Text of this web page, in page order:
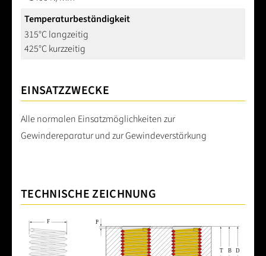
Temperaturbeständigkeit
315°C langzeitig
425°C kurzzeitig
EINSATZZWECKE
Alle normalen Einsatzmöglichkeiten zur
Gewindereparatur und zur Gewindeverstärkung
TECHNISCHE ZEICHNUNG